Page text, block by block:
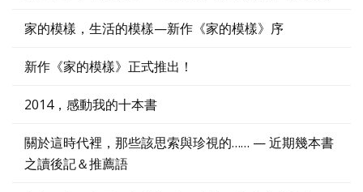
家的模樣，生活的模樣—新作《家的模樣》序
新作《家的模樣》正式推出！
2014，感動我的十本書
關於這時代裡，那些該思索與珍視的…… — 近期幾本書
之讀後記＆推薦語